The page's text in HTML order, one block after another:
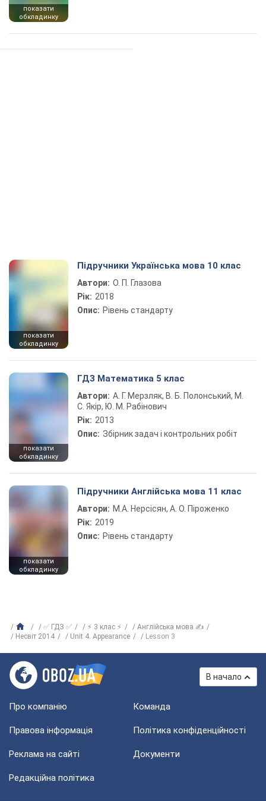
показати
обкладинку
показати
обкладинку
Підручники Українська мова 10 клас
Автори: О. П. Глазова
Рік: 2018
Опис: Рівень стандарту
показати
обкладинку
ГДЗ Математика 5 клас
Автори: А. Г. Мерзляк, В. Б. Полонський, М.
С. Якір, Ю. М. Рабінович
Рік: 2013
Опис: Збірник задач і контрольних робіт
показати
обкладинку
Підручники Англійська мова 11 клас
Автори: М.А. Нерсісян, А. О. Піроженко
Рік: 2019
Опис: Рівень стандарту
✅ ГДЗ ✅ ⚡ 3 клас ⚡
Англійська мова ✍
Несвіт 2014
Unit 4. Appearance Lesson 3
В начало
Про компанію Команда
Правова інформація Політика конфіденційності
Реклама на сайті Документи
Редакційна політика